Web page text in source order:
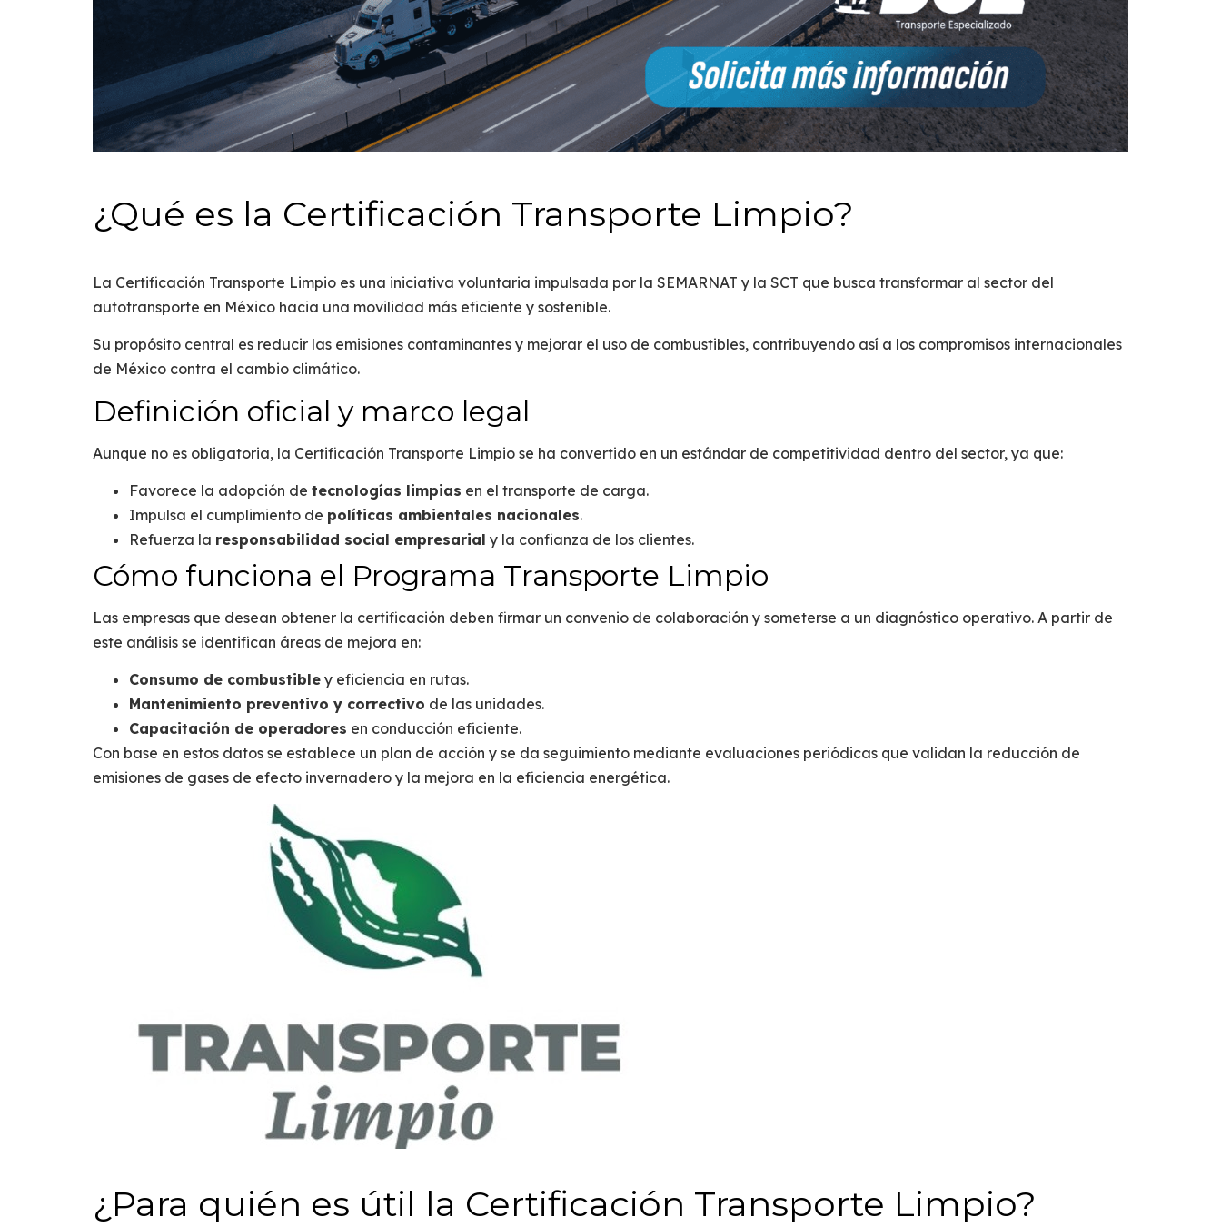
¿Qué es la Certificación Transporte Limpio?
La Certificación Transporte Limpio es una iniciativa voluntaria impulsada por la SEMARNAT y la SCT que busca transformar al sector del
autotransporte en México hacia una movilidad más eficiente y sostenible.
Su propósito central es reducir las emisiones contaminantes y mejorar el uso de combustibles, contribuyendo así a los compromisos internacionales
de México contra el cambio climático.
Definición oficial y marco legal
Aunque no es obligatoria, la Certificación Transporte Limpio se ha convertido en un estándar de competitividad dentro del sector, ya que:
Favorece la adopción de tecnologías limpias en el transporte de carga.
Impulsa el cumplimiento de políticas ambientales nacionales.
Refuerza la responsabilidad social empresarial y la confianza de los clientes.
Cómo funciona el Programa Transporte Limpio
Las empresas que desean obtener la certificación deben firmar un convenio de colaboración y someterse a un diagnóstico operativo. A partir de
este análisis se identifican áreas de mejora en:
Consumo de combustible y eficiencia en rutas.
Mantenimiento preventivo y correctivo de las unidades.
Capacitación de operadores en conducción eficiente.
Con base en estos datos se establece un plan de acción y se da seguimiento mediante evaluaciones periódicas que validan la reducción de
emisiones de gases de efecto invernadero y la mejora en la eficiencia energética.
¿Para quién es útil la Certificación Transporte Limpio?